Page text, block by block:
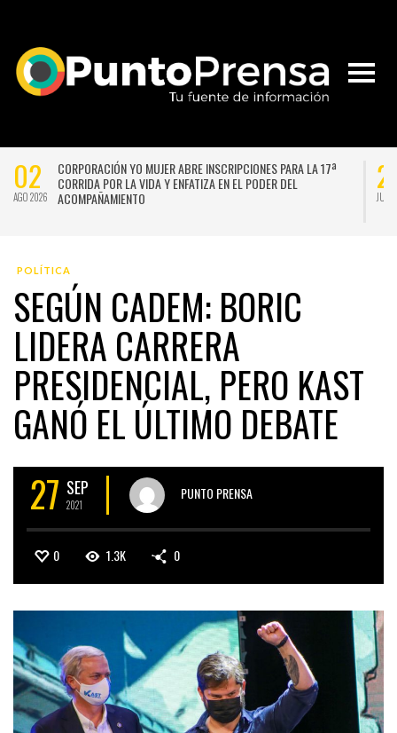
02
AGO 2026
CORPORACIÓN YO MUJER ABRE INSCRIPCIONES PARA LA 17ª
CORRIDA POR LA VIDA Y ENFATIZA EN EL PODER DEL
ACOMPAÑAMIENTO
JUL
POLÍTICA
SEGÚN CADEM: BORIC
LIDERA CARRERA
PRESIDENCIAL, PERO KAST
GANÓ EL ÚLTIMO DEBATE
27 SEP
2021
PUNTO PRENSA
0 1.3K 0